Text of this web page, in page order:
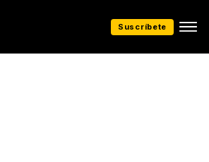
Suscríbete